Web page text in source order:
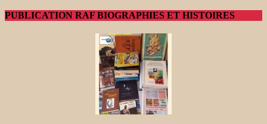
PUBLICATION RAF BIOGRAPHIES ET HISTOIRES